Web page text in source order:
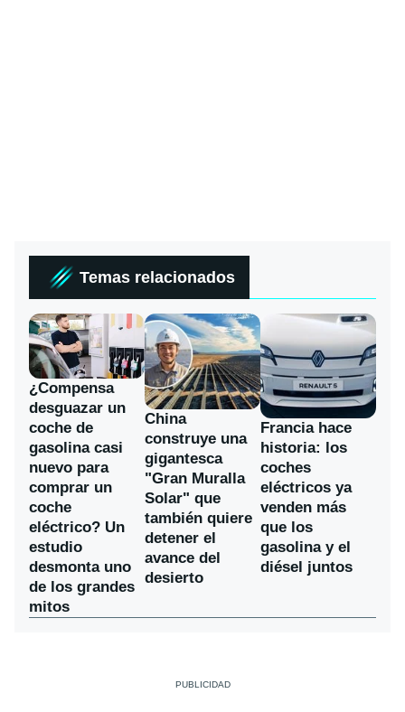
Temas relacionados
¿Compensa
desguazar un
coche de
gasolina casi
nuevo para
comprar un
coche
eléctrico? Un
estudio
desmonta uno
de los grandes
mitos
China
construye una
gigantesca
"Gran Muralla
Solar" que
también quiere
detener el
avance del
desierto
Francia hace
historia: los
coches
eléctricos ya
venden más
que los
gasolina y el
diésel juntos